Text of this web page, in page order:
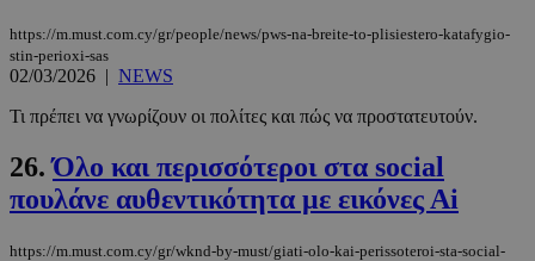
https://m.must.com.cy/gr/people/news/pws-na-breite-to-plisiestero-katafygio-
stin-perioxi-sas
02/03/2026 | NEWS
Τι πρέπει να γνωρίζουν οι πολίτες και πώς να προστατευτούν.
26.Όλο και περισσότεροι στα social
πουλάνε αυθεντικότητα με εικόνες Αi
https://m.must.com.cy/gr/wknd-by-must/giati-olo-kai-perissoteroi-sta-social-
PHPSESSID